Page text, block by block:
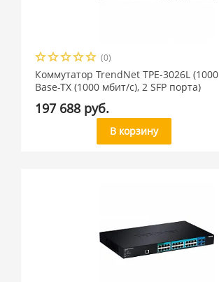
(0)
Коммутатор TrendNet TPE-3026L (1000
Base-TX (1000 мбит/с), 2 SFP порта)
197 688 руб.
В корзину